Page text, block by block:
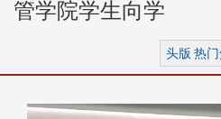
管学院学生向学
头版 热